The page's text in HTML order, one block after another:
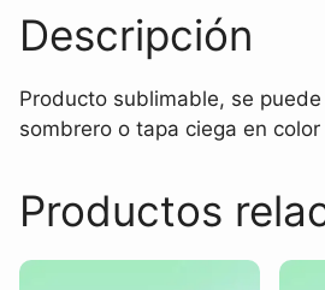
Descripción
Producto sublimable, se
sombrero o tapa ciega en
Productos